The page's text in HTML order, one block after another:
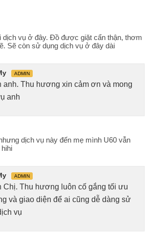
dịch vụ ở đây. Đồ được giặt cẩn thận, thơm
Sẽ còn sử dụng dịch vụ ở đây dài
ADMIN
anh. Thu hương xin cảm ơn và mong
anh
dịch vụ này đến mẹ mình U60 vẫn
ADMIN
Chị. Thu hương luôn cố gắng tối ưu
và giao diện để ai cũng dễ dàng sử
vụ